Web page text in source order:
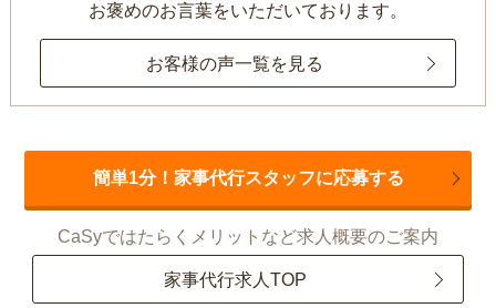
お褒めのお言葉をいただいております。
お客様の声一覧を見る
簡単1分！家事代行スタッフに応募する
CaSyではたらくメリットなど求人概要のご案内
家事代行求人TOP